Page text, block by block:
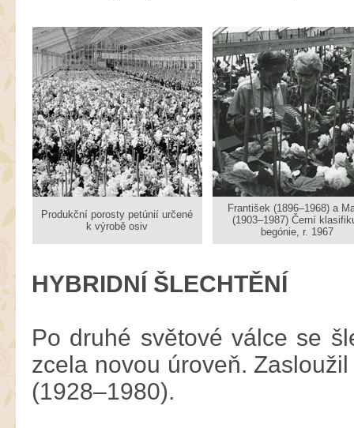
Produkční porosty petúnií určené
k výrobě osiv
František (1896–1968) a
(1903–1987) Černí
begónie, r. 1967
HYBRIDNÍ ŠLECHTĚNÍ
Po druhé světové válce se
zcela novou úroveň.
(1928–1980).